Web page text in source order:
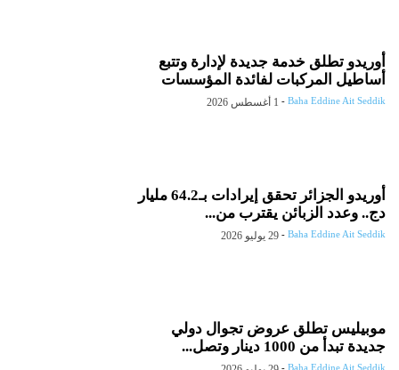
أوريدو تطلق خدمة جديدة لإدارة وتتبع
أساطيل المركبات لفائدة المؤسسات
Baha Eddine Ait Seddik
- 1 أغسطس 2026
أوريدو الجزائر تحقق إيرادات بـ64.2 مليار
دج.. وعدد الزبائن يقترب من...
Baha Eddine Ait Seddik
- 29 يوليو 2026
موبيليس تطلق عروض تجوال دولي
جديدة تبدأ من 1000 دينار وتصل...
Baha Eddine Ait Seddik
-